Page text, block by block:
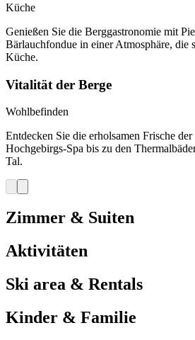
Küche
Genießen Sie die Berggastronomie mit
Bärlauchfondue in einer Atmosphäre, die
Küche.
Vitalität der Berge
Wohlbefinden
Entdecken Sie die erholsamen Frische
Hochgebirgs-Spa bis zu den
Tal.
Zimmer & Suiten
Aktivitäten
Ski area & Rentals
Kinder & Familie